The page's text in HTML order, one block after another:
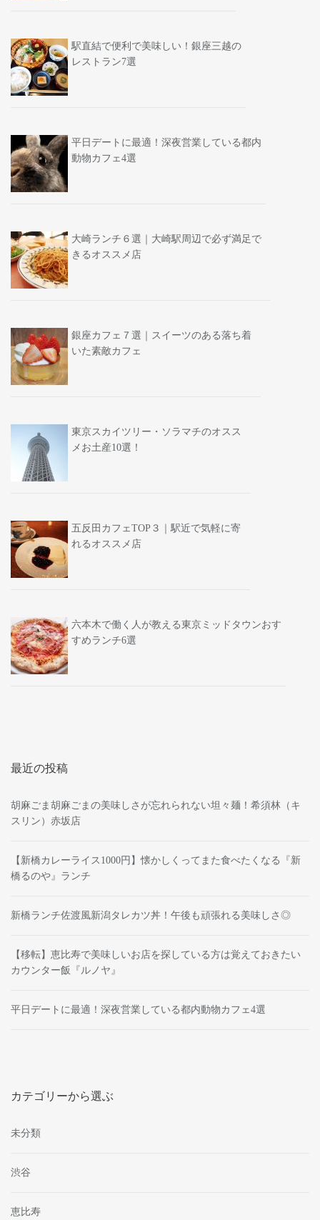
駅直結で便利で美味しい！銀座三越の
レストラン7選
平日デートに最適！深夜営業している都内
動物カフェ4選
大崎ランチ６選｜大崎駅周辺で必ず満足で
きるオススメ店
銀座カフェ７選｜スイーツのある落ち着
いた素敵カフェ
東京スカイツリー・ソラマチのオスス
メお土産10選！
五反田カフェTOP３｜駅近で気軽に寄
れるオススメ店
六本木で働く人が教える東京ミッドタウンおす
すめランチ6選
最近の投稿
胡麻ごま胡麻ごまの美味しさが忘れられない坦々麺！希須林（キ
スリン）赤坂店
【新橋カレーライス1000円】懐かしくってまた食べたくなる『新
橋るのや』ランチ
新橋ランチ佐渡風新潟タレカツ丼！午後も頑張れる美味しさ◎
【移転】恵比寿で美味しいお店を探している方は覚えておきたい
カウンター飯『ルノヤ』
平日デートに最適！深夜営業している都内動物カフェ4選
カテゴリーから選ぶ
未分類
渋谷
恵比寿